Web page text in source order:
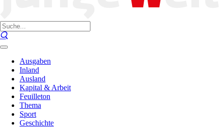
Ausgaben
Inland
Ausland
Kapital & Arbeit
Feuilleton
Thema
Sport
Geschichte